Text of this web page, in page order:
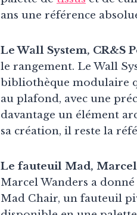
ans une référence
Le Wall System, CR&S
le rangement. Le Wall
bibliothèque modulaire
au plafond, avec une
davantage un élément
sa création, il reste la
Le fauteuil Mad, Marcel
Marcel Wanders a donné
Mad Chair, un fauteuil